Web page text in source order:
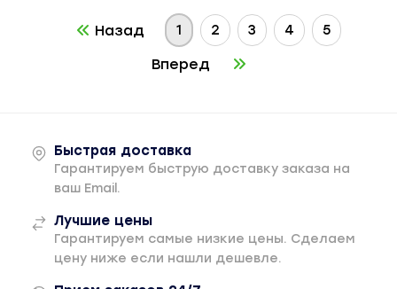
Назад 1 2 3 4 5
Вперед
Быстрая доставка
Гарантируем быструю доставку заказа на
ваш Email.
Лучшие цены
Гарантируем самые низкие цены. Сделаем
цену ниже если нашли дешевле.